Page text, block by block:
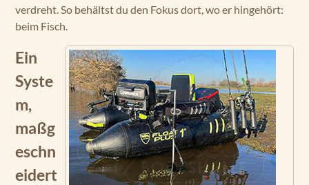
verdreht. So behältst du den Fokus dort, wo er hingehört:
beim Fisch.
Ein
Syste
m,
maßg
eschn
eidert